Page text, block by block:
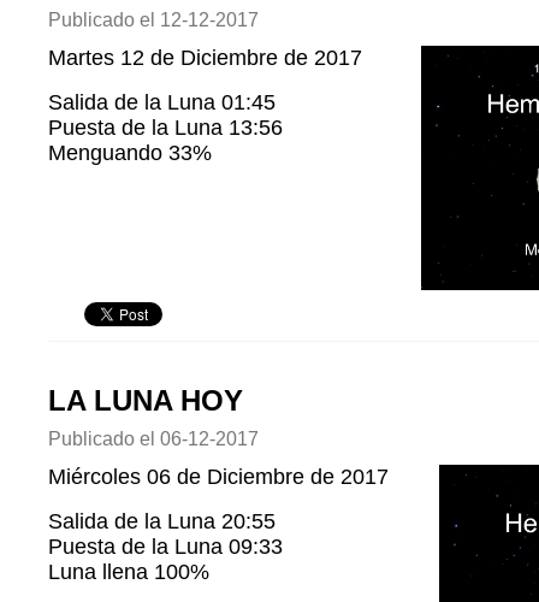
Publicado el 12-12-2017
Martes 12 de Diciembre de 2017
Salida de la Luna 01:45
Puesta de la Luna 13:56
Menguando 33%
LA LUNA HOY
Publicado el 06-12-2017
Miércoles 06 de Diciembre de 2017
Salida de la Luna 20:55
Puesta de la Luna 09:33
Luna llena 100%